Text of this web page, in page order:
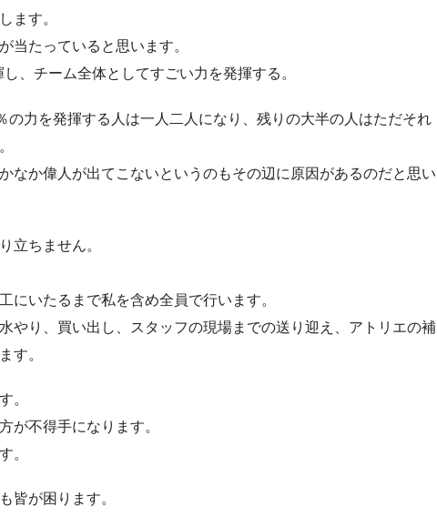
ます。
当たっていると思います。
、チーム全体としてすごい力を発揮する。
の力を発揮する人は一人二人になり、残りの大半の人はただそれ
なか偉人が出てこないというのもその辺に原因があるのだと思い
立ちません。
にいたるまで私を含め全員で行います。
やり、買い出し、スタッフの現場までの送り迎え、アトリエの補
す。
。
が不得手になります。
。
皆が困ります。